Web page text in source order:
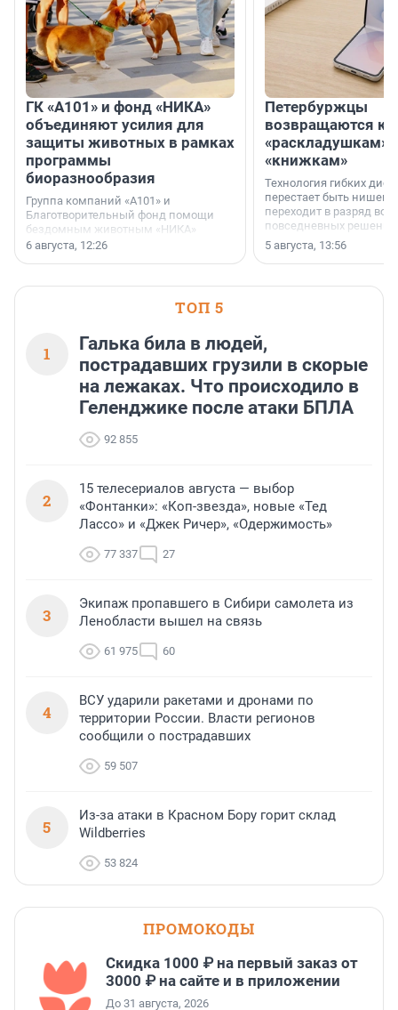
ГК «А101» и фонд «НИКА»
объединяют усилия для
защиты животных в рамках
программы
биоразнообразия
Группа компаний «А101» и
Благотворительный фонд помощи
бездомным животным «НИКА»
заключили соглашение о
6 августа, 12:26
Петербуржцы
возвращаются к
«раскладушкам»
«книжкам»
Технология гибких
перестает быть
переходит в разряд
повседневных
5 августа, 13:56
ТОП 5
1
Галька била в людей,
пострадавших грузили в скорые
на лежаках. Что происходило в
Геленджике после атаки БПЛА
92 855
2
15 телесериалов августа — выбор
«Фонтанки»: «Коп-звезда», новые «Тед
Лассо» и «Джек Ричер», «Одержимость»
77 337 27
3
Экипаж пропавшего в Сибири самолета из
Ленобласти вышел на связь
61 975 60
4
ВСУ ударили ракетами и дронами по
территории России. Власти регионов
сообщили о пострадавших
59 507
5
Из-за атаки в Красном Бору горит склад
Wildberries
53 824
ПРОМОКОДЫ
Скидка 1000 ₽ на первый заказ от
3000 ₽ на сайте и в приложении
До 31 августа, 2026